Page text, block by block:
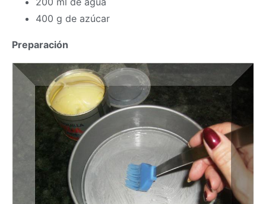
400 g de azúcar
Preparación